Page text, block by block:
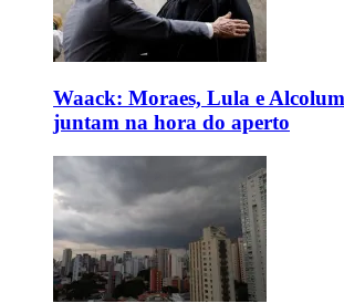
Waack: Moraes, Lula e
juntam na hora do aperto